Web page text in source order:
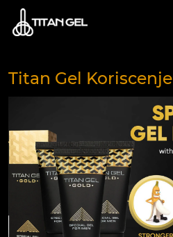
Titan Gel Koriscenje